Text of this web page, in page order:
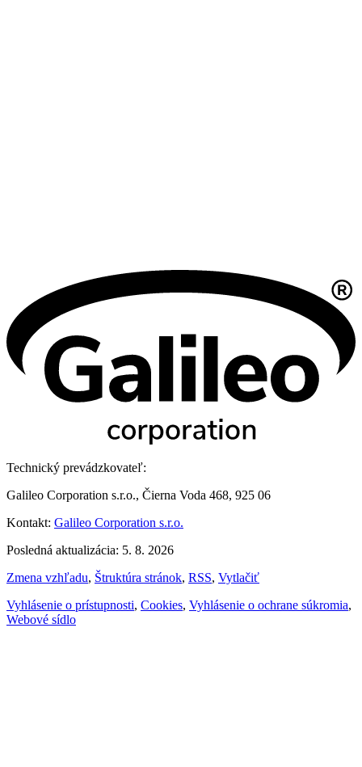
Technický prevádzkovateľ:
Galileo Corporation s.r.o., Čierna Voda 468, 925 06
Kontakt: Galileo Corporation s.r.o.
Posledná aktualizácia: 5. 8. 2026
Zmena vzhľadu, Štruktúra stránok, RSS, Vytlačiť
Vyhlásenie o prístupnosti, Cookies, Vyhlásenie o ochrane súkromia,
Webové sídlo